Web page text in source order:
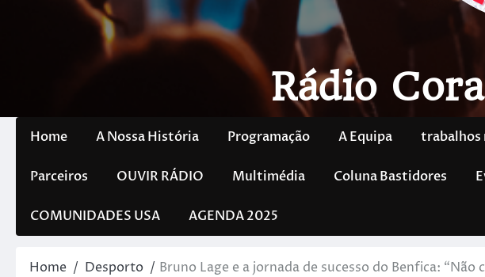
Rádio
Home A Nossa História Programação A Equipa trabalhos
Parceiros OUVIR RÁDIO Multimédia Coluna Bastidores
COMUNIDADES USA AGENDA 2025
Home Desporto Bruno Lage e a jornada de sucesso do Benfica: